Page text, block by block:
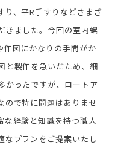
、平R手すりなどさまざ
きました。今回の室内螺
図にかなりの手間がか
と製作を急いだため、細
かったですが、ロートア
ので特に問題はありませ
な経験と知識を持つ職人
なプランをご提案いたし